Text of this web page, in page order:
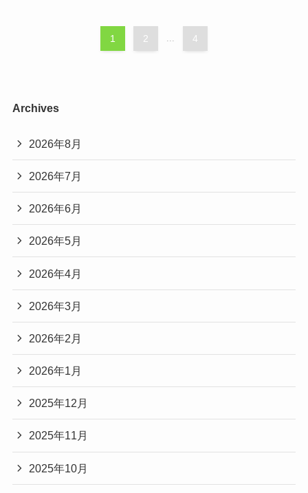
1 2 ... 4
Archives
2026年8月
2026年7月
2026年6月
2026年5月
2026年4月
2026年3月
2026年2月
2026年1月
2025年12月
2025年11月
2025年10月